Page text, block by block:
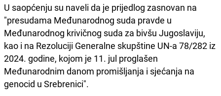
U saopćenju su naveli da je prijedlog zasnovan na
"presudama Međunarodnog suda pravde u
Međunarodnog krivičnog suda za bivšu Jugoslaviju,
kao i na Rezoluciji Generalne skupštine UN-a 78/282 iz
2024. godine, kojom je 11. jul proglašen
Međunarodnim danom promišljanja i sjećanja na
genocid u Srebrenici".